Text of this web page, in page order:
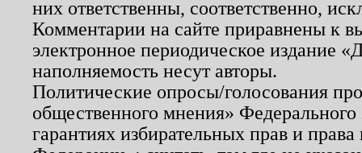
них ответственны, соответственно,
Комментарии на сайте приравнены к
электронное периодическое издание
наполняемость несут авторы.
Политические опросы/голосования
общественного мнения»
гарантиях избирательных прав и